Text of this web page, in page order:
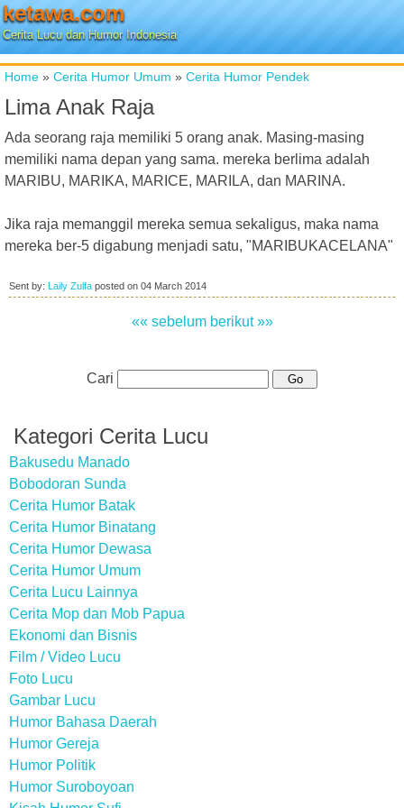
ketawa.com
Cerita Lucu dan Humor Indonesia
Home » Cerita Humor Umum » Cerita Humor Pendek
Lima Anak Raja
Ada seorang raja memiliki 5 orang anak. Masing-masing
memiliki nama depan yang sama. mereka berlima adalah
MARIBU, MARIKA, MARICE, MARILA, dan MARINA.
Jika raja memanggil mereka semua sekaligus, maka nama
mereka ber-5 digabung menjadi satu, "MARIBUKACELANA"
Sent by: Laily Zulfa posted on 04 March 2014
«« sebelum berikut »»
Cari
Kategori Cerita Lucu
Bakusedu Manado
Bobodoran Sunda
Cerita Humor Batak
Cerita Humor Binatang
Cerita Humor Dewasa
Cerita Humor Umum
Cerita Lucu Lainnya
Cerita Mop dan Mob Papua
Ekonomi dan Bisnis
Film / Video Lucu
Foto Lucu
Gambar Lucu
Humor Bahasa Daerah
Humor Gereja
Humor Politik
Humor Suroboyoan